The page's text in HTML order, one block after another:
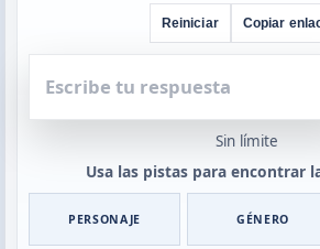
Reiniciar Copiar
respuesta
Sin límite
Usa las pistas para encontrar
PERSONAJE GÉNERO